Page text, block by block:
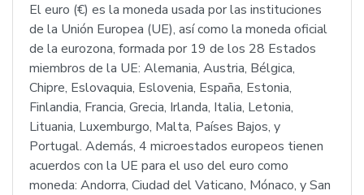
El euro (€) es la moneda usada por las instituciones
de la Unión Europea (UE), así como la moneda oficial
de la eurozona, formada por 19 de los 28 Estados
miembros de la UE: Alemania, Austria, Bélgica,
Chipre, Eslovaquia, Eslovenia, España, Estonia,
Finlandia, Francia, Grecia, Irlanda, Italia, Letonia,
Lituania, Luxemburgo, Malta, Países Bajos, y
Portugal. Además, 4 microestados europeos tienen
acuerdos con la UE para el uso del euro como
moneda: Andorra, Ciudad del Vaticano, Mónaco, y San